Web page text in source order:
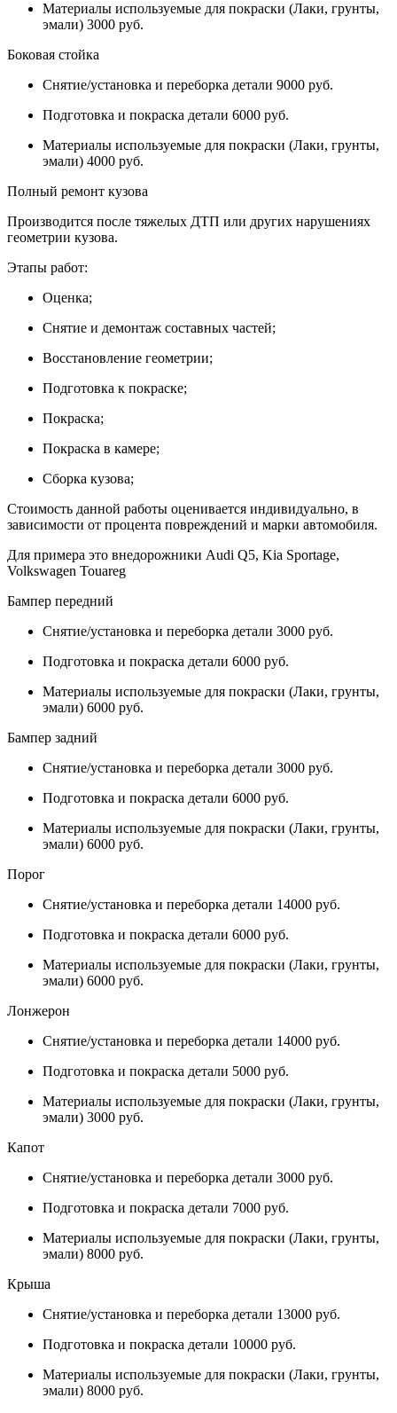
Материалы используемые для покраски (Лаки, грунты,
эмали) 3000 руб.
Боковая стойка
Снятие/установка и переборка детали 9000 руб.
Подготовка и покраска детали 6000 руб.
Материалы используемые для покраски (Лаки, грунты,
эмали) 4000 руб.
Полный ремонт кузова
Производится после тяжелых ДТП или других нарушениях
геометрии кузова.
Этапы работ:
Оценка;
Снятие и демонтаж составных частей;
Восстановление геометрии;
Подготовка к покраске;
Покраска;
Покраска в камере;
Сборка кузова;
Стоимость данной работы оценивается индивидуально, в
зависимости от процента повреждений и марки автомобиля.
Для примера это внедорожники Audi Q5, Kia Sportage,
Volkswagen Touareg
Бампер передний
Снятие/установка и переборка детали 3000 руб.
Подготовка и покраска детали 6000 руб.
Материалы используемые для покраски (Лаки, грунты,
эмали) 6000 руб.
Бампер задний
Снятие/установка и переборка детали 3000 руб.
Подготовка и покраска детали 6000 руб.
Материалы используемые для покраски (Лаки, грунты,
эмали) 6000 руб.
Порог
Снятие/установка и переборка детали 14000 руб.
Подготовка и покраска детали 6000 руб.
Материалы используемые для покраски (Лаки, грунты,
эмали) 6000 руб.
Лонжерон
Снятие/установка и переборка детали 14000 руб.
Подготовка и покраска детали 5000 руб.
Материалы используемые для покраски (Лаки, грунты,
эмали) 3000 руб.
Капот
Снятие/установка и переборка детали 3000 руб.
Подготовка и покраска детали 7000 руб.
Материалы используемые для покраски (Лаки, грунты,
эмали) 8000 руб.
Крыша
Снятие/установка и переборка детали 13000 руб.
Подготовка и покраска детали 10000 руб.
Материалы используемые для покраски (Лаки, грунты,
эмали) 8000 руб.